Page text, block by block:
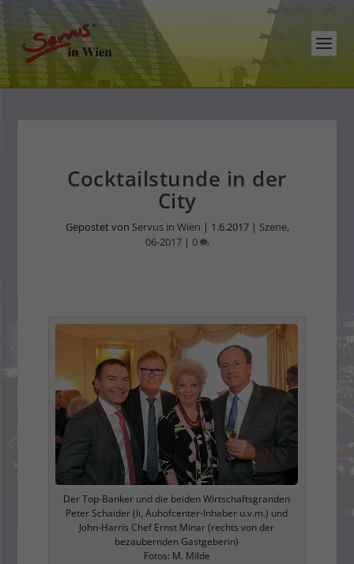
Cocktailstunde in der
City
Gepostet von Servus in Wien | 1.6.2017| Szene,
06-2017| 0
Der Top-Banker und die beiden Wirtschaftsgranden
Peter Schaider (li, Auhofcenter-Inhaber u.v.m.) und
John-Harris Chef Ernst Minar (rechts von der
bezaubernden Gastgeberin)
Fotos: M. Milde